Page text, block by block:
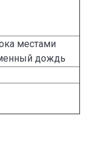
местами
дождь